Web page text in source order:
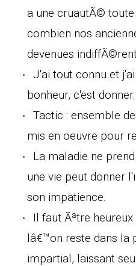
a une cruautÃ©
combien nos
devenues
J'ai tout connu et
bonheur, c'est donner.
Tactic : ensemble
mis en oeuvre pour
La maladie ne
une vie peut donner
son impatience.
Il faut Ãªtre
lâ€™on reste dans la
impartial, laissant